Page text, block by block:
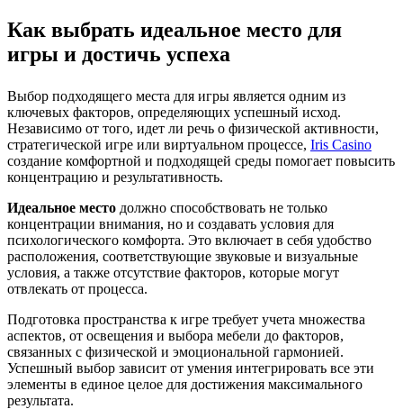
Как выбрать идеальное место для
игры и достичь успеха
Выбор подходящего места для игры является одним из
ключевых факторов, определяющих успешный исход.
Независимо от того, идет ли речь о физической активности,
стратегической игре или виртуальном процессе, Iris Casino
создание комфортной и подходящей среды помогает повысить
концентрацию и результативность.
Идеальное место должно способствовать не только
концентрации внимания, но и создавать условия для
психологического комфорта. Это включает в себя удобство
расположения, соответствующие звуковые и визуальные
условия, а также отсутствие факторов, которые могут
отвлекать от процесса.
Подготовка пространства к игре требует учета множества
аспектов, от освещения и выбора мебели до факторов,
связанных с физической и эмоциональной гармонией.
Успешный выбор зависит от умения интегрировать все эти
элементы в единое целое для достижения максимального
результата.